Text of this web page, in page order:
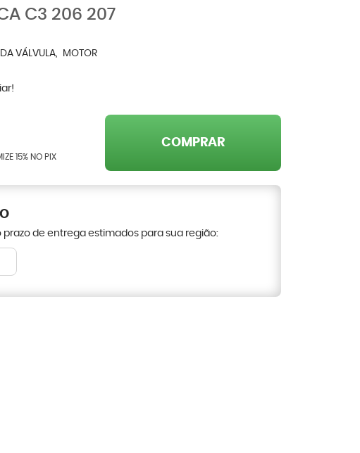
C3 206 207
VÁLVULA
MOTOR
15% NO PIX
COMPRAR
prazo de entrega estimados para sua região: